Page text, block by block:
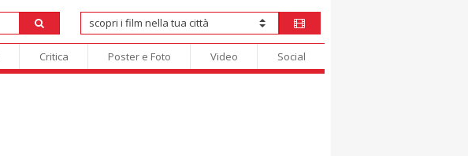
Critica Poster e Foto Video Social